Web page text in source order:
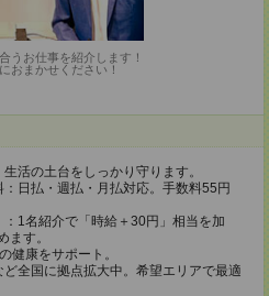
うお仕事を紹介します！
おまかせください！
活の土台をしっかり守ります。
日払・週払・月払対応。手数料55円
1名紹介で「時給＋30円」相当を加
ます。
健康をサポート。
全国に拠点拡大中。希望エリアで最適